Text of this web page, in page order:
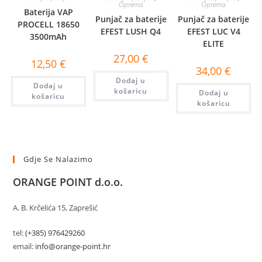
Baterija VAP
PROCELL 18650
3500mAh
12,50 €
Dodaj u
košaricu
Oprema
Punjač za baterije
EFEST LUSH Q4
27,00 €
Dodaj u
košaricu
Oprema
Punjač za baterije
EFEST LUC V4
ELITE
34,00€
Dodaj u
košaricu
Gdje Se Nalazimo
ORANGE POINT d.o.o.
A. B. Krčelića 15, Zaprešić
tel:(+385) 976429260
email: info@orange-point.hr